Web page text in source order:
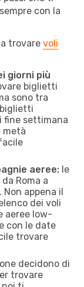
con la
trovare voli
giorni più
biglietti
sono tra
fine settimana
metà
aeree: le
Roma a
appena il
dei voli
aeree low-
con le date
trovare
decidono di
trovare